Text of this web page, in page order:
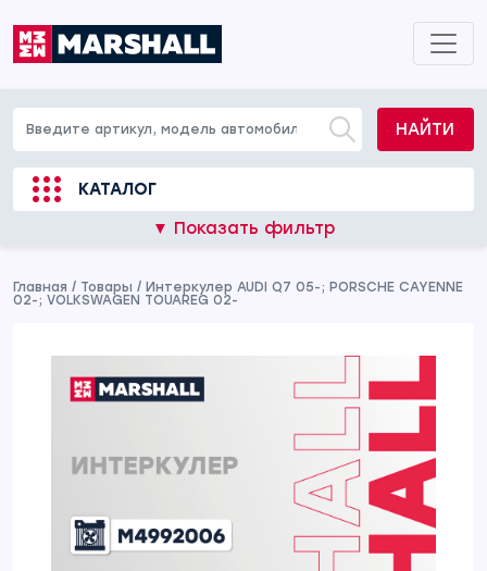
НАЙТИ
КАТАЛОГ
▼ Показать фильтр
Главная / Товары / Интеркулер AUDI Q7 05-; PORSCHE CAYENNE
02-; VOLKSWAGEN TOUAREG 02-